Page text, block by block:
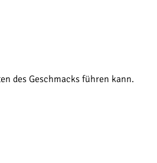
des Geschmacks führen kann.